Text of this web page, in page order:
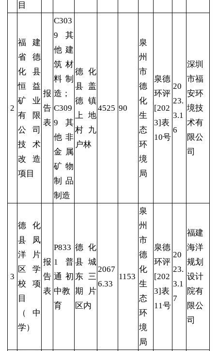
目
2
福建
省德
化县
恒益
矿业
有限
公司
技术
改造
项目
报
告
表
C303
9其
他建
筑材
料制
造；
C309
9其
他非
金属
矿物
制品
制造
德化
县盖
德镇
上地
村九
户林
4525 90
泉
州
市
德
化
生
态
环
境
局
泉德
环评
[202
3]表
10号
20
23.
3.1
6
深圳
市福
安环
境技
术有
限公
司
3
德化
县凤
洋片
区学
校项
目
（中
学）
报
告
表
P833
1 普
通初
中教
育
德化
县城
东三
期片
区内
2067
6.33
1153
泉
州
市
德
化
生
态
环
境
局
泉德
环评
[202
3]表
11号
20
23.
3.1
7
福建
海洋
规划
设计
院有
限公
司